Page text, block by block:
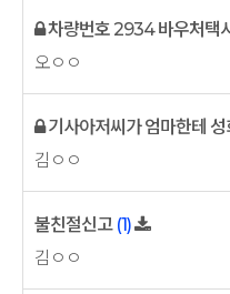
차량번호 2934 바우처택시 운전
오ㅇㅇ
기사아저씨가 엄마한테
김ㅇㅇ
불친절신고 (1)
김ㅇㅇ